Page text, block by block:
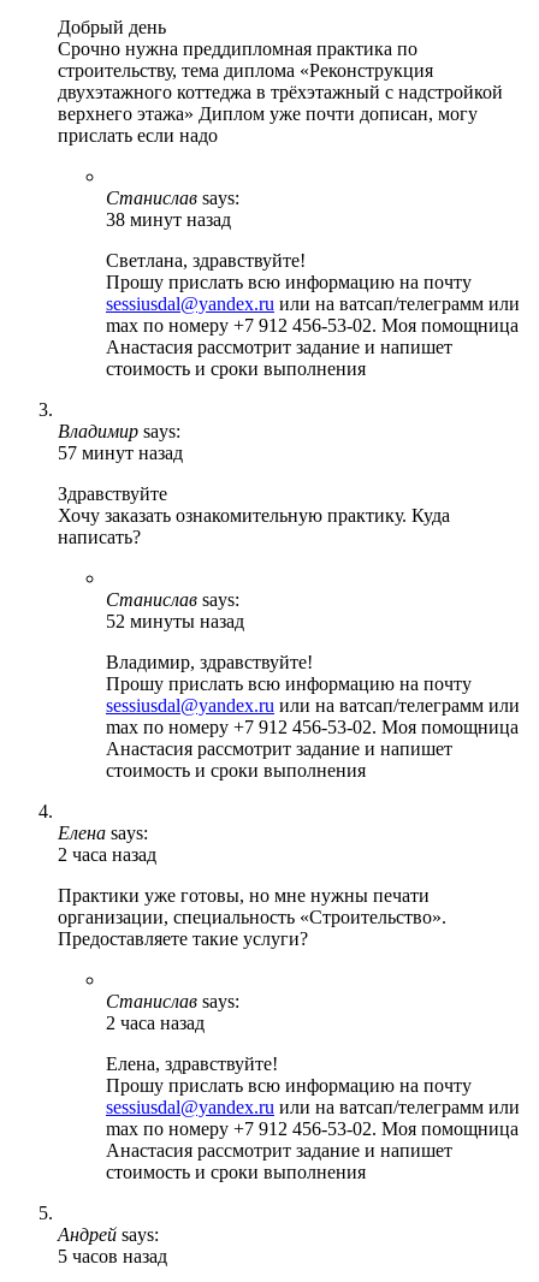
Добрый день
Срочно нужна преддипломная практика по
строительству, тема диплома «Реконструкция
двухэтажного коттеджа в трёхэтажный с надстройкой
верхнего этажа» Диплом уже почти дописан, могу
прислать если надо
Станислав says:
38 минут назад
Светлана, здравствуйте!
Прошу прислать всю информацию на почту
sessiusdal@yandex.ru или на ватсап/телеграмм или
max по номеру +7 912 456-53-02. Моя помощница
Анастасия рассмотрит задание и напишет
стоимость и сроки выполнения
Владимир says:
57 минут назад
Здравствуйте
Хочу заказать ознакомительную практику. Куда
написать?
Станислав says:
52 минуты назад
Владимир, здравствуйте!
Прошу прислать всю информацию на почту
sessiusdal@yandex.ru или на ватсап/телеграмм или
max по номеру +7 912 456-53-02. Моя помощница
Анастасия рассмотрит задание и напишет
стоимость и сроки выполнения
Елена says:
2 часа назад
Практики уже готовы, но мне нужны печати
организации, специальность «Строительство».
Предоставляете такие услуги?
Станислав says:
2 часа назад
Елена, здравствуйте!
Прошу прислать всю информацию на почту
sessiusdal@yandex.ru или на ватсап/телеграмм или
max по номеру +7 912 456-53-02. Моя помощница
Анастасия рассмотрит задание и напишет
стоимость и сроки выполнения
Андрей says:
5 часов назад